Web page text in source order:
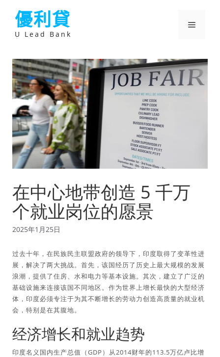
優利貸
U Lead Bank
選
在中心地带创造 5 千万
个就业岗位的愿景
2025年1月25日
过去十年，在民族民主联盟政府的领导下，印度取得了变革性进
展，解决了两大挑战。首先，该国经历了历史上最大规模的发展
浪潮，提供了住房、水和电力等基本设施。其次，建立了广泛的
基础设施来连接该国不同地区。作为世界上增长最快的大型经济
体，印度必须专注于为其不断增长的劳动力创造高质量的就业机
会，特别是在其腹地。
经济增长和就业趋势
印度名义国内生产总值（GDP）从2014财年的113.5万亿卢比增